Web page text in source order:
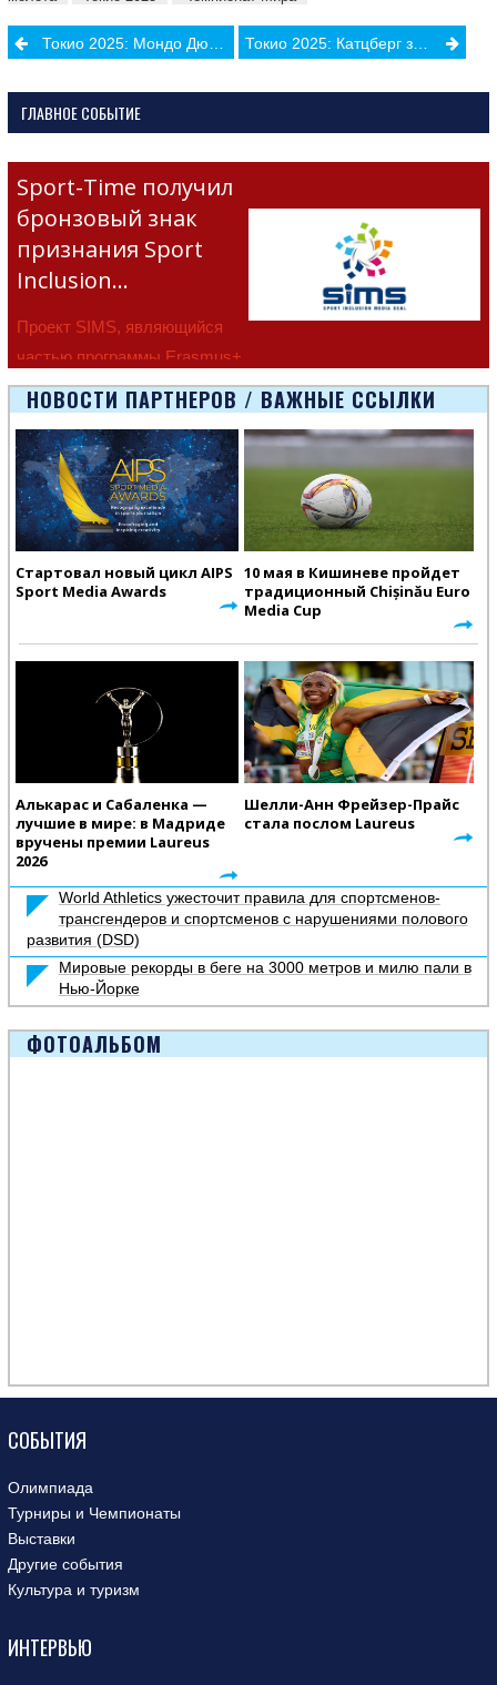
PostТокио 2025: Мондо Дюплантис вновь установил мировой рекорд! Токио 2025: Катцберг защитил титул чемпиона мира в метании молота
ГЛАВНОЕ СОБЫТИЕ
Sport-Time получил
бронзовый знак
признания Sport
Inclusion…
Проект SIMS, являющийся
частью программы Erasmus+
Европейско
НОВОСТИ ПАРТНЕРОВ / ВАЖНЫЕ ССЫЛКИ
Стартовал новый цикл AIPS
Sport Media Awards
10 мая в Кишиневе пройдет
традиционный Chișinău Euro
Media Cup
Алькарас и Сабаленка —
лучшие в мире: в Мадриде
вручены премии Laureus
2026
Шелли-Анн Фрейзер-Прайс
стала послом Laureus
World Athletics ужесточит правила для спортсменов-
трансгендеров и спортсменов с нарушениями полового
развития (DSD)
Мировые рекорды в беге на 3000 метров и милю пали в
Нью-Йорке
ФОТОАЛЬБОМ
СОБЫТИЯ
Олимпиада
Турниры и Чемпионаты
Выставки
Другие события
Культура и туризм
ИНТЕРВЬЮ